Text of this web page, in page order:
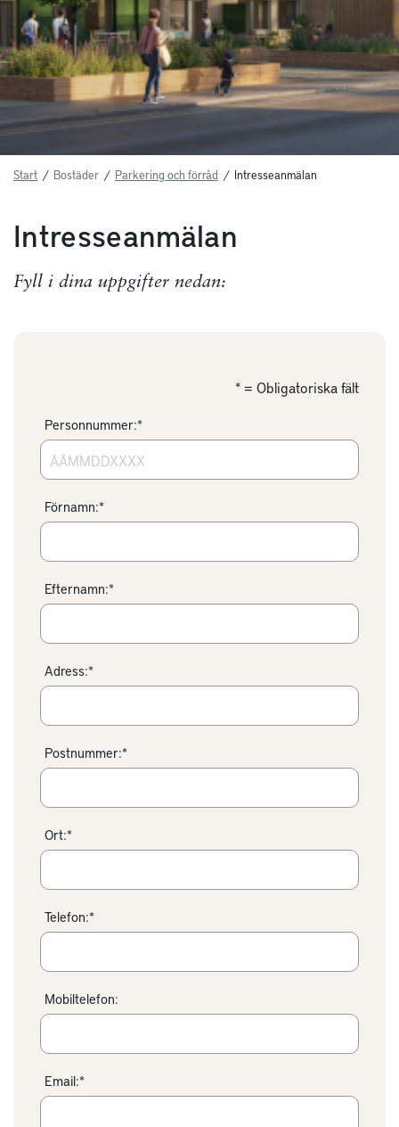
Start / Bostäder / Parkering och förråd / Intresseanmälan
Intresseanmälan
Fyll i dina uppgifter nedan:
* = Obligatoriska fält
Personnummer:*
Förnamn:*
Efternamn:*
Adress:*
Postnummer:*
Ort:*
Telefon:*
Mobiltelefon:
Email:*